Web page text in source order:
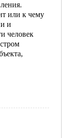
или к чему
и
человек